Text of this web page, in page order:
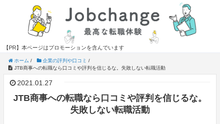
【PR】本ページはプロモーションを含んでいます
ホーム / 企業の評判や口コミ /
JTB商事への転職なら口コミや評判を信じるな。失敗しない転職活動
2021.01.27
JTB商事への転職なら口コミや評判を信じるな。
失敗しない転職活動